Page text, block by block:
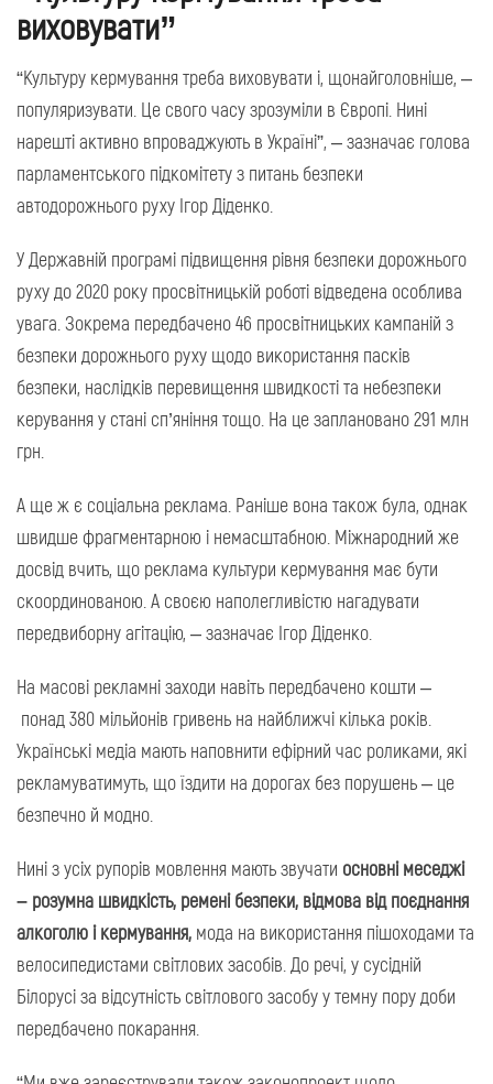
виховувати”
“Культуру кермування треба виховувати і, щонайголовніше, –
популяризувати. Це свого часу зрозуміли в Європі. Нині
нарешті активно впроваджують в Україні”, – зазначає голова
парламентського підкомітету з питань безпеки
автодорожнього руху Ігор Діденко.
У Державній програмі підвищення рівня безпеки дорожнього
руху до 2020 року просвітницькій роботі відведена особлива
увага. Зокрема передбачено 46 просвітницьких кампаній з
безпеки дорожнього руху щодо використання пасків
безпеки, наслідків перевищення швидкості та небезпеки
керування у стані сп’яніння тощо. На це заплановано 291 млн
грн.
А ще ж є соціальна реклама. Раніше вона також була, однак
швидше фрагментарною і немасштабною. Міжнародний же
досвід вчить, що реклама культури кермування має бути
скоординованою. А своєю наполегливістю нагадувати
передвиборну агітацію, – зазначає Ігор Діденко.
На масові рекламні заходи навіть передбачено кошти –
понад 380 мільйонів гривень на найближчі кілька років.
Українські медіа мають наповнити ефірний час роликами, які
рекламуватимуть, що їздити на дорогах без порушень – це
безпечно й модно.
Нині з усіх рупорів мовлення мають звучати основні меседжі
– розумна швидкість, ремені безпеки, відмова від поєднання
алкоголю і кермування, мода на використання пішоходами та
велосипедистами світлових засобів. До речі, у сусідній
Білорусі за відсутність світлового засобу у темну пору доби
передбачено покарання.